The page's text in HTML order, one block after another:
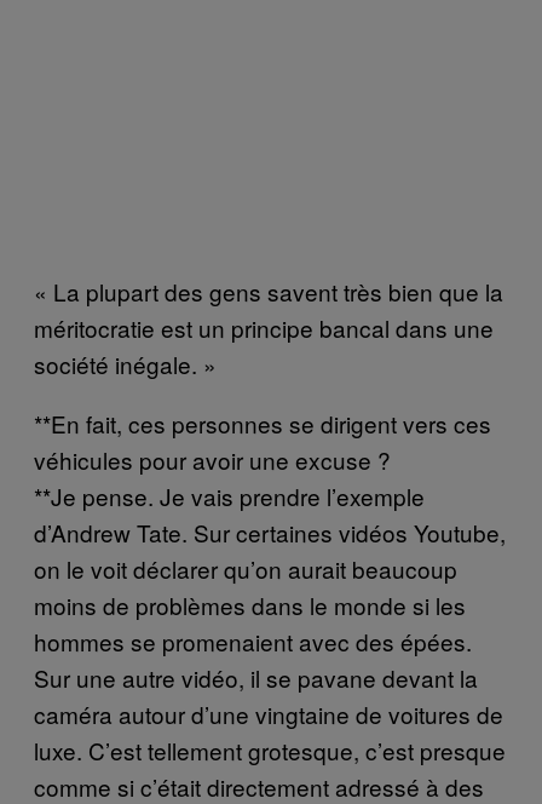
« La plupart des gens savent très bien que la
méritocratie est un principe bancal dans une
société inégale. »
**En fait, ces personnes se dirigent vers ces
véhicules pour avoir une excuse ?
**Je pense. Je vais prendre l’exemple
d’Andrew Tate. Sur certaines vidéos Youtube,
on le voit déclarer qu’on aurait beaucoup
moins de problèmes dans le monde si les
hommes se promenaient avec des épées.
Sur une autre vidéo, il se pavane devant la
caméra autour d’une vingtaine de voitures de
luxe. C’est tellement grotesque, c’est presque
comme si c’était directement adressé à des